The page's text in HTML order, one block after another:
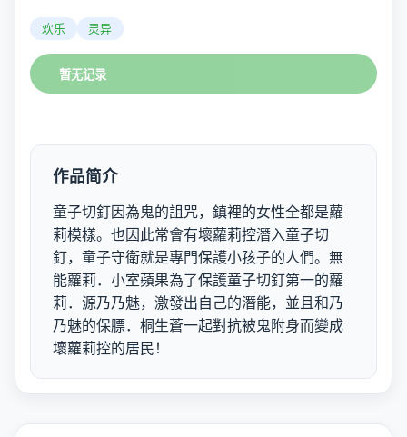
欢乐 灵异
暂无记录
作品简介
童子切釘因為鬼的詛咒，鎮裡的女性全都是蘿
莉模樣。也因此常會有壞蘿莉控潛入童子切
釘，童子守衛就是專門保護小孩子的人們。無
能蘿莉．小室蘋果為了保護童子切釘第一的蘿
莉．源乃乃魅，激發出自己的潛能，並且和乃
乃魅的保膘．桐生蒼一起對抗被鬼附身而變成
壞蘿莉控的居民！